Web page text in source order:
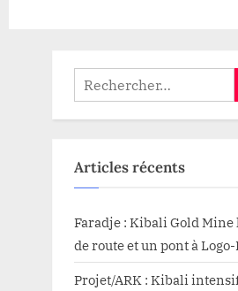
développement
durable
signé
entre
l’entreprise
secteur
(Magazine)”
Rechercher :
Articles récents
Faradje : Kibali Gold
de route et un pont à
Projet/ARK : Kibali